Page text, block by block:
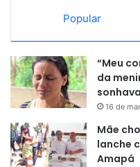
Popular
“Meu
da
16 de
Mãe
lanche
Amapá